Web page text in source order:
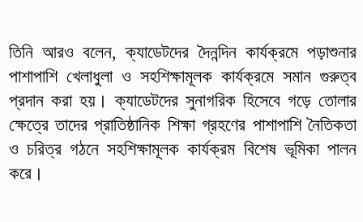
তিনি আরও বলেন, ক্যাডেটদের দৈনন্দিন কার্যক্রমে পড়াশুনার
পাশাপাশি খেলাধুলা ও সহশিক্ষামূলক কার্যক্রমে সমান গুরুত্ব
প্রদান করা হয়। ক্যাডেটদের সুনাগরিক হিসেবে গড়ে তোলার
ক্ষেত্রে তাদের প্রাতিষ্ঠানিক শিক্ষা গ্রহণের পাশাপাশি নৈতিকতা
ও চরিত্র গঠনে সহশিক্ষামূলক কার্যক্রম বিশেষ ভূমিকা পালন
করে।